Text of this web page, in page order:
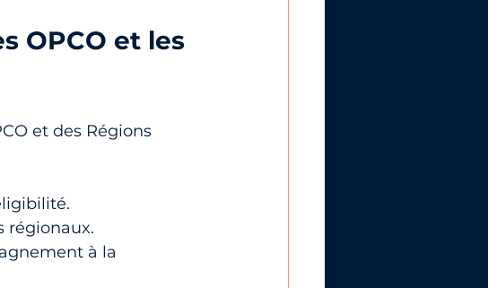
OPCO et les
et des Régions
régionaux.
à la